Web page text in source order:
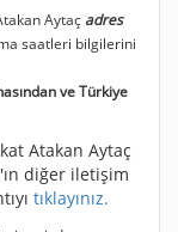
Aytaç adres
saatleri bilgilerini
ve Türkiye
Atakan Aytaç
diğer iletişim
tıklayınız.